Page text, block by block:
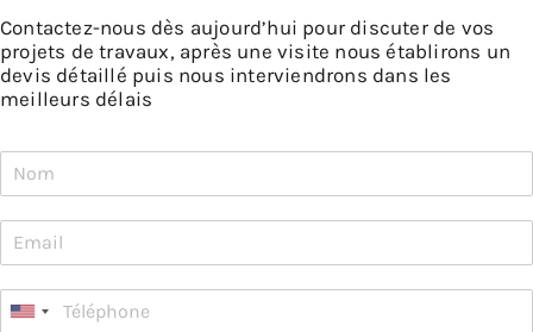
Contactez-nous dès aujourd’hui pour discuter de vos
projets de travaux, après une visite nous établirons un
devis détaillé puis nous interviendrons dans les
meilleurs délais